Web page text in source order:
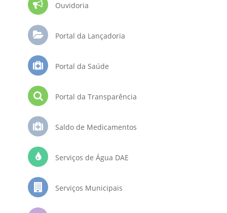
Ouvidoria
Portal da Lançadoria
Portal da Saúde
Portal da Transparência
Saldo de Medicamentos
Serviços de Água DAE
Serviços Municipais